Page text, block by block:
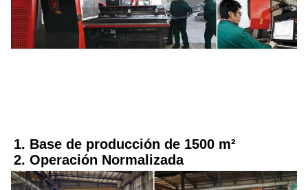
1. Base de producción de 1500 m²
2. Operación Normalizada